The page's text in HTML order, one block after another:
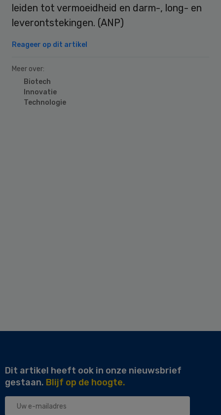
leiden tot vermoeidheid en darm-, long- en
leverontstekingen. (ANP)
Reageer op dit artikel
Meer over:
Biotech
Innovatie
Technologie
Dit artikel heeft ook in onze nieuwsbrief
gestaan. Blijf op de hoogte.
Uw